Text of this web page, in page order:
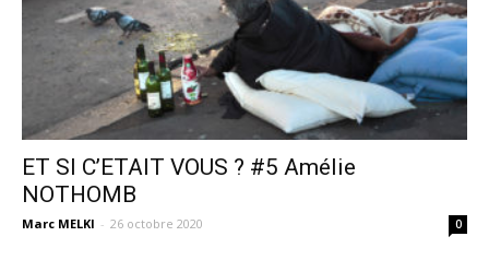
ET SI C’ETAIT VOUS ? #5 Amélie
NOTHOMB
Marc MELKI - 26 octobre 2020 0